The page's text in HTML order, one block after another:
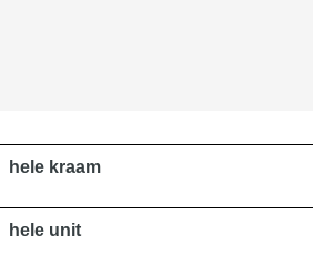
hele kraam
hele unit